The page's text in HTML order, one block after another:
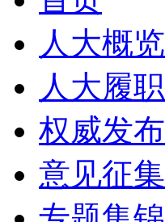
人大概览
人大履职
权威发布
意见征集